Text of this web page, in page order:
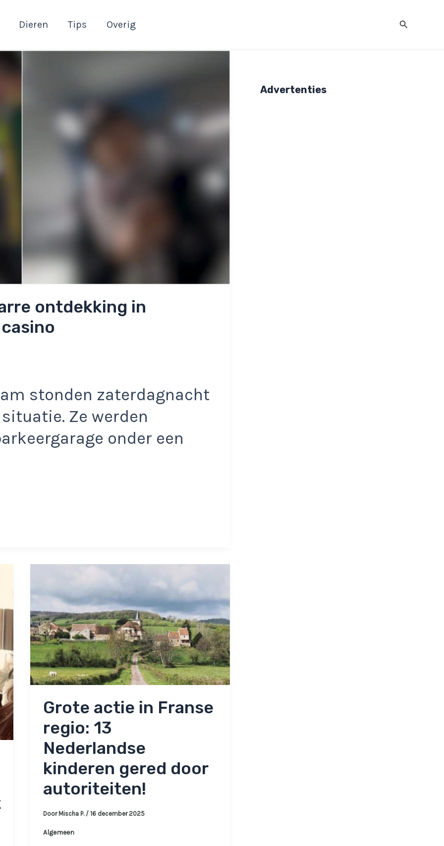
Dieren Tips Overig Zoeken
ontdekking in
stonden zaterdagnacht
Ze werden
onder een
Grote actie in Franse
regio: 13
Nederlandse
kinderen gered door
autoriteiten!
Door Mischa P. / 16 december 2025
Algemeen
Advertenties